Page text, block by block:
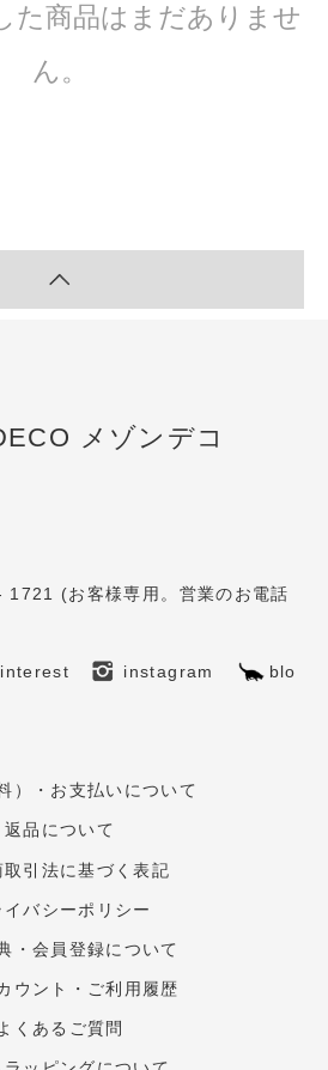
た商品はまだありませ
ん。
メゾンデコ
(お客様専用。営業のお電話
instagram
blo
）・お支払いについて
返品について
取引法に基づく表記
イバシーポリシー
・会員登録について
ウント・ご利用履歴
くあるご質問